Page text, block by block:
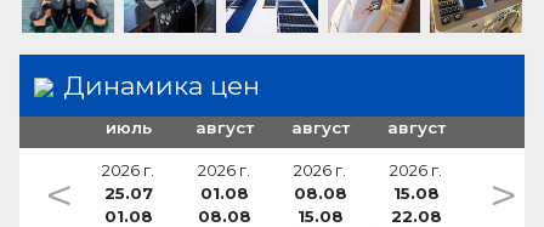
Динамика цен
июль
2026 г.
25.07
01.08
август
2026 г.
01.08
08.08
август
2026 г.
08.08
15.08
август
2026 г.
15.08
22.08
< >